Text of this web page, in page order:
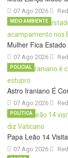
07 Ago 2026
Mulher Fica
07 Ago 2026
MEIO AMBIENTE
Astro Iraniano É
07 Ago 2026
POLICIAL
Papa Leão 14
07 Ago 2026
POLÍTICA